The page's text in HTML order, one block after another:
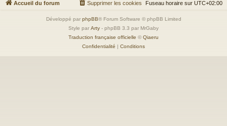
Accueil du forum Fuseau horaire sur UTC+02:00
Supprimer les cookies
Développé par phpBB® Forum Software © phpBB Limited
Style par Arty - phpBB 3.3 par MrGaby
Traduction française officielle © Qiaeru
Confidentialité | Conditions